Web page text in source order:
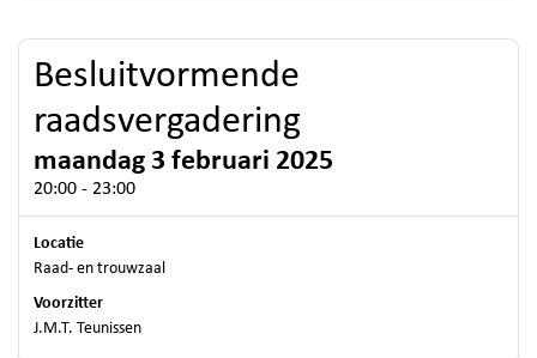
Besluitvormende
raadsvergadering
maandag 3 februari 2025
20:00 - 23:00
Locatie
Raad- en trouwzaal
Voorzitter
J.M.T. Teunissen